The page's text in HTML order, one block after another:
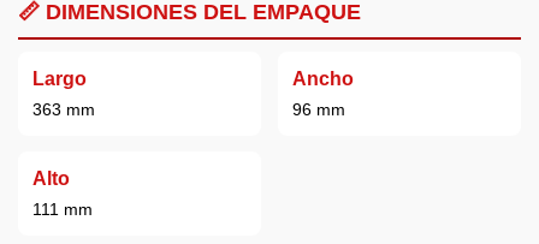
📏 DIMENSIONES DEL EMPAQUE
Largo
363 mm
Ancho
96 mm
Alto
111 mm